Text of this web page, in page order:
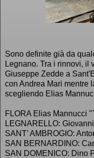
Sono definite già da
Legnano. Tra i rinnovi, il
Giuseppe Zedde a
con Andrea Mari mentre
scegliendo Elias
FLORA Elias Mannucci
LEGNARELLO:
SANT’ AMBROGIO:
SAN BERNARDINO:
SAN DOMENICO: Dino